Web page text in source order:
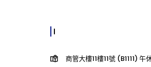
商管大樓11樓11號 (B1111)